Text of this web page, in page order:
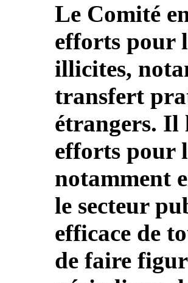
Le Comité
efforts pour
illicites,
transfert
étrangers. Il
efforts pour
notamment
le secteur
efficace de
de faire